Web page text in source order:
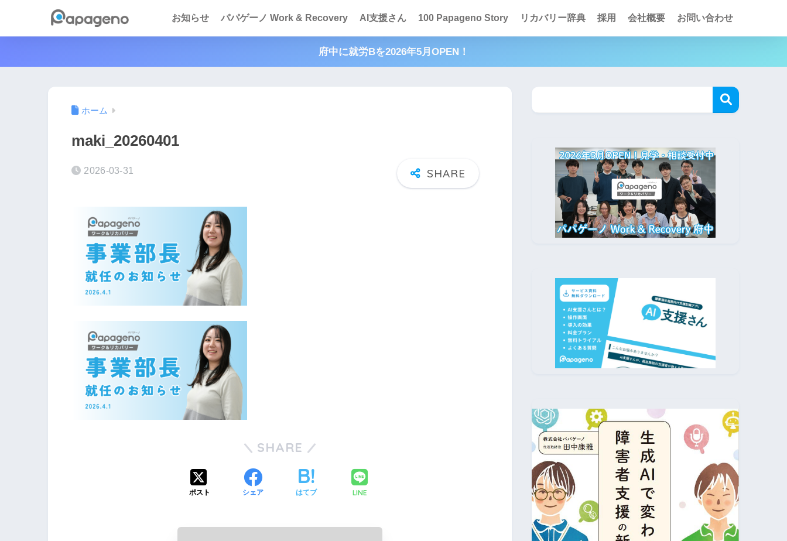
お知らせ パパゲーノ Work & Recovery AI支援さん 100 Papageno Story リカバリー辞典 採用 会社概要 お問い合わせ
府中に就労Bを2026年5月OPEN！
ホーム
maki_20260401
2026-03-31
SHARE
ポスト シェア はてブ LINE